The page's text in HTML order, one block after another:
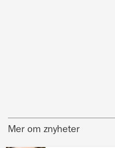
Mer om znyheter